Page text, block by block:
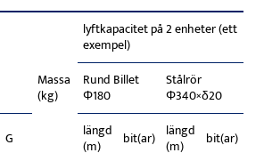
Massa
(kg)
lyftkapacitet på 2 enheter (ett
exempel)
Rund Billet
Φ180
Stålrör
Φ340×δ20
G längd
(m) bit(ar) längd
(m)
bit(ar)